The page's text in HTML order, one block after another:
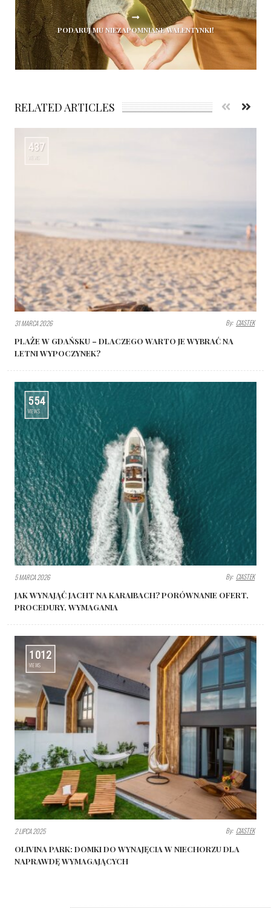
PODARUJ MU NIEZAPOMNIANE WALENTYNKI!
RELATED ARTICLES
437
VIEWS
31 MARCA 2026 By: CIASTEK
PLAŻE W GDAŃSKU – DLACZEGO WARTO JE WYBRAĆ NA
LETNI WYPOCZYNEK?
554
VIEWS
5 MARCA 2026 By: CIASTEK
JAK WYNAJĄĆ JACHT NA KARAIBACH? PORÓWNANIE OFERT,
PROCEDURY, WYMAGANIA
1012
VIEWS
2 LIPCA 2025 By: CIASTEK
OLIVINA PARK: DOMKI DO WYNAJĘCIA W NIECHORZU DLA
NAPRAWDĘ WYMAGAJĄCYCH